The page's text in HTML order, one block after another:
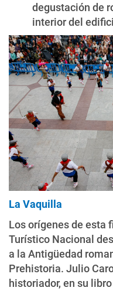
degustación de
interior del
La Vaquilla
Los orígenes de esta
Turístico Nacional
a la Antigüedad
Prehistoria. Julio
historiador, en su